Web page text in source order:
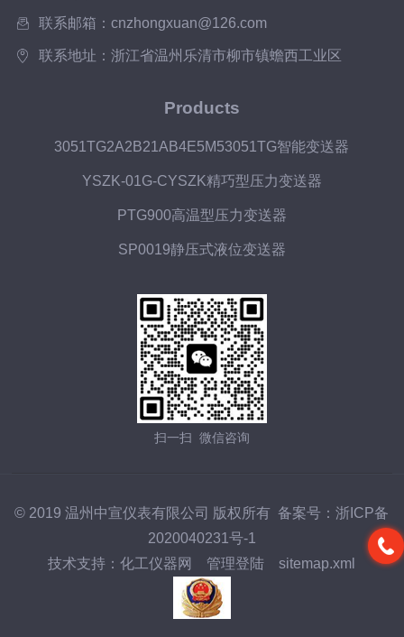
联系邮箱：cnzhongxuan@126.com
联系地址：浙江省温州乐清市柳市镇蟾西工业区
Products
3051TG2A2B21AB4E5M53051TG智能变送器
YSZK-01G-CYSZK精巧型压力变送器
PTG900高温型压力变送器
SP0019静压式液位变送器
扫一扫 微信咨询
© 2019 温州中宣仪表有限公司 版权所有 备案号：浙ICP备
2020040231号-1
技术支持：化工仪器网 管理登陆 sitemap.xml